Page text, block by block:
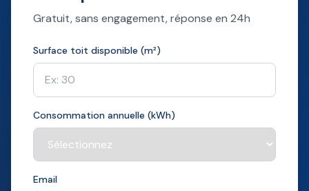
Gratuit, sans engagement, réponse en 24h
Surface toit disponible (m²)
Consommation annuelle (kWh)
Email